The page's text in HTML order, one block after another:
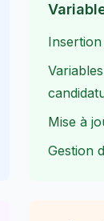
Mise à
Gestion